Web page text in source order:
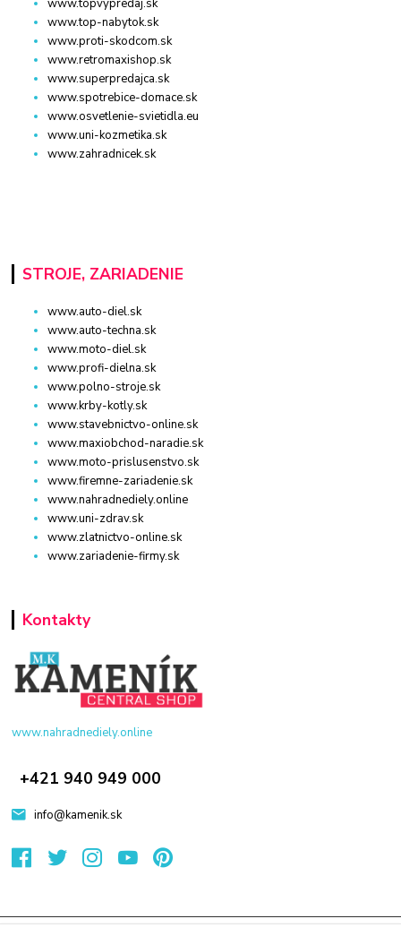
www.top-nabytok.sk
www.proti-skodcom.sk
www.retromaxishop.sk
www.superpredajca.sk
www.spotrebice-domace.sk
www.osvetlenie-svietidla.eu
www.uni-kozmetika.sk
www.zahradnicek.sk
STROJE, ZARIADENIE
www.auto-diel.sk
www.auto-techna.sk
www.moto-diel.sk
www.profi-dielna.sk
www.polno-stroje.sk
www.krby-kotly.sk
www.stavebnictvo-online.sk
www.maxiobchod-naradie.sk
www.moto-prislusenstvo.sk
www.firemne-zariadenie.sk
www.nahradnediely.online
www.uni-zdrav.sk
www.zlatnictvo-online.sk
www.zariadenie-firmy.sk
Kontakty
www.nahradnediely.online
+421 940 949 000
info@kamenik.sk